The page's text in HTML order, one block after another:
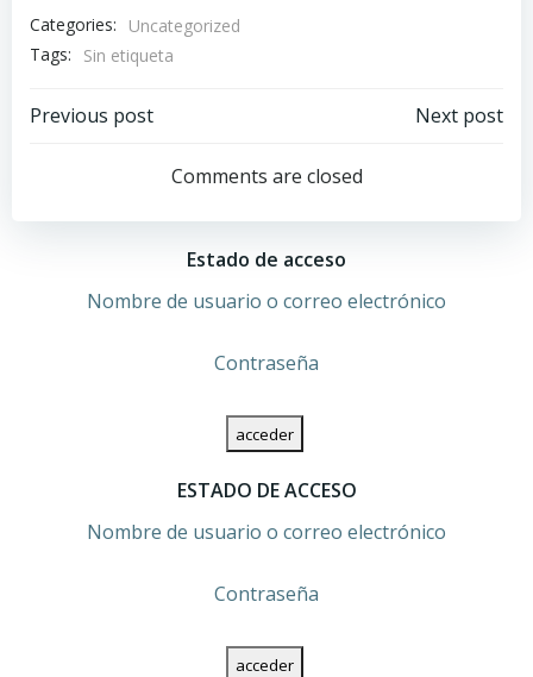
Categories:
Uncategorized
Tags:
Sin etiqueta
Navegación
las
entradas
Previous post
Navegación
por
las
entradas
Next post
Comments are closed
Estado de acceso
Nombre de usuario o correo electrónico
Contraseña
ESTADO DE ACCESO
Nombre de usuario o correo electrónico
Contraseña